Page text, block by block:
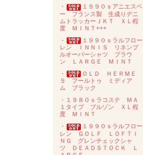
・
１９９０ｓアニエスベ
ー フランス製 生成りデニ
ムトラッカーＪＫＴ ＸＬ程
度 ＭＩＮＴ+++
・
１９９０ｓラルフロー
レン ＩＮＮＩＳ リネンプ
ルオーバーシャツ ブラウ
ン ＬＡＲＧＥ ＭＩＮＴ
・
ＯＬＤ ＨＥＲＭＥ
Ｓ フールトゥ ミディア
ム ブラック
・１９８０ｓラコステ ＭＡ
１タイプ ブルゾン ＸＬ程
度 ＭＩＮＴ
・
１９９０ｓラルフロー
レン ＧＯＬＦ ＬＯＦＴＩ
ＮＧ グレンチェックシャ
ツ ＤＥＡＤＳＴＯＣＫ Ｌ